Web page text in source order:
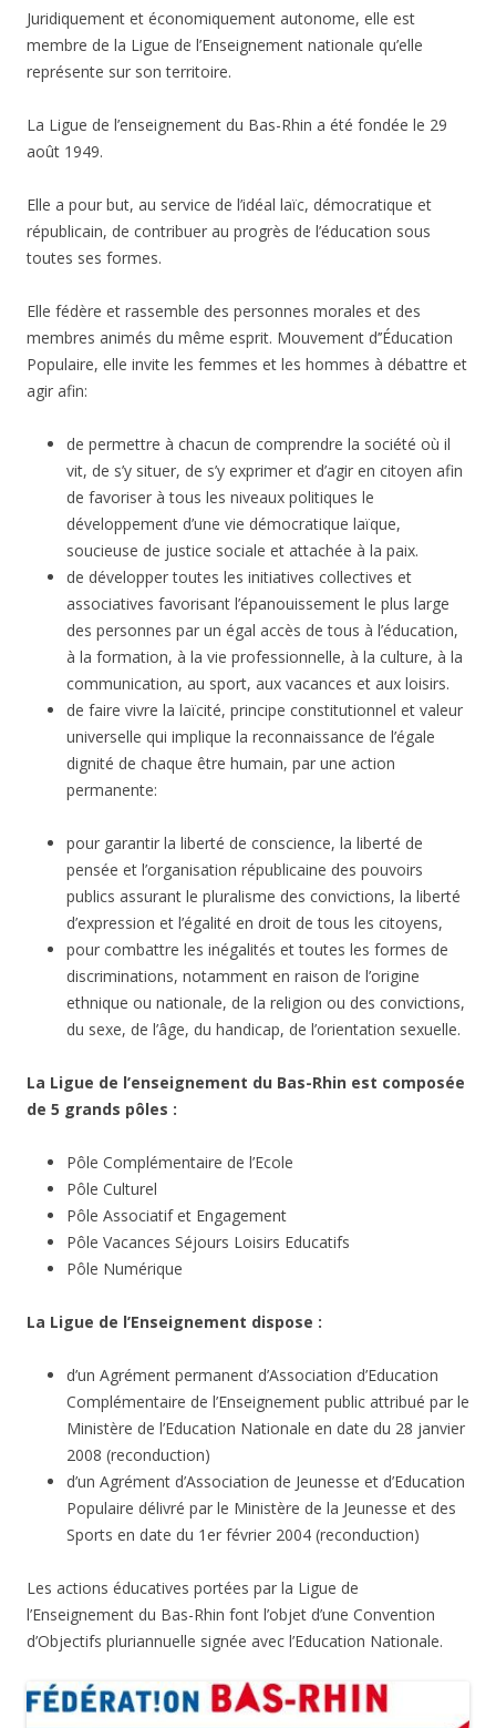
Juridiquement et économiquement autonome, elle est
membre de la Ligue de l’Enseignement nationale qu’elle
représente sur son territoire.
La Ligue de l’enseignement du Bas-Rhin a été fondée le 29
août 1949.
Elle a pour but, au service de l’idéal laïc, démocratique et
républicain, de contribuer au progrès de l’éducation sous
toutes ses formes.
Elle fédère et rassemble des personnes morales et des
membres animés du même esprit. Mouvement d’’Éducation
Populaire, elle invite les femmes et les hommes à débattre et
agir afin:
de permettre à chacun de comprendre la société où il
vit, de s’y situer, de s’y exprimer et d’agir en citoyen afin
de favoriser à tous les niveaux politiques le
développement d’une vie démocratique laïque,
soucieuse de justice sociale et attachée à la paix.
de développer toutes les initiatives collectives et
associatives favorisant l’épanouissement le plus large
des personnes par un égal accès de tous à l’éducation,
à la formation, à la vie professionnelle, à la culture, à la
communication, au sport, aux vacances et aux loisirs.
de faire vivre la laïcité, principe constitutionnel et valeur
universelle qui implique la reconnaissance de l’égale
dignité de chaque être humain, par une action
permanente:
pour garantir la liberté de conscience, la liberté de
pensée et l’organisation républicaine des pouvoirs
publics assurant le pluralisme des convictions, la liberté
d’expression et l’égalité en droit de tous les citoyens,
pour combattre les inégalités et toutes les formes de
discriminations, notamment en raison de l’origine
ethnique ou nationale, de la religion ou des convictions,
du sexe, de l’âge, du handicap, de l’orientation sexuelle.
La Ligue de l’enseignement du Bas-Rhin est composée
de 5 grands pôles :
Pôle Complémentaire de l’Ecole
Pôle Culturel
Pôle Associatif et Engagement
Pôle Vacances Séjours Loisirs Educatifs
Pôle Numérique
La Ligue de l’Enseignement dispose :
d’un Agrément permanent d’Association d’Education
Complémentaire de l’Enseignement public attribué par le
Ministère de l’Education Nationale en date du 28 janvier
2008 (reconduction)
d’un Agrément d’Association de Jeunesse et d’Education
Populaire délivré par le Ministère de la Jeunesse et des
Sports en date du 1er février 2004 (reconduction)
Les actions éducatives portées par la Ligue de
l’Enseignement du Bas-Rhin font l’objet d’une Convention
d’Objectifs pluriannuelle signée avec l’Education Nationale.